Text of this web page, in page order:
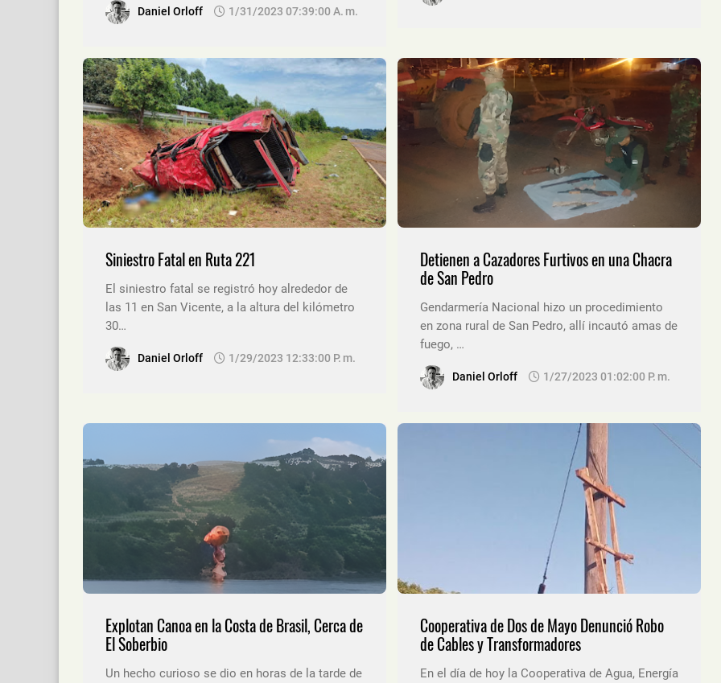
Daniel Orloff 1/31/2023 07:39:00 A. M.
Siniestro Fatal en Ruta 221
El siniestro fatal se registró hoy alrededor de
las 11 en San Vicente, a la altura del kilómetro
30…
Daniel Orloff 1/29/2023 12:33:00 P. M.
Detienen a Cazadores Furtivos en una Chacra
de San Pedro
Gendarmería Nacional hizo un procedimiento
en zona rural de San Pedro, allí incautó amas de
fuego, …
Daniel Orloff 1/27/2023 01:02:00 P. M.
Explotan Canoa en la Costa de Brasil, Cerca de
El Soberbio
Un hecho curioso se dio en horas de la tarde de
Cooperativa de Dos de Mayo Denunció Robo
de Cables y Transformadores
En el día de hoy la Cooperativa de Agua, Energía